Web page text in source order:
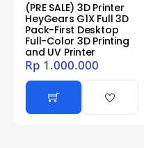
(PRE SALE) 3D Printer
HeyGears G1X Full 3D
Pack-First Desktop
Full-Color 3D Printing
and UV Printer
Rp 1.000.000